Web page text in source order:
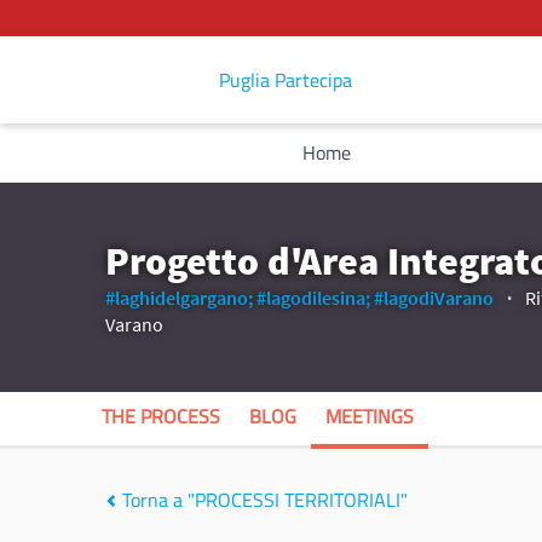
Puglia Partecipa
Home
Progetto d'Area
#laghidelgargano;#lagodilesina;#lagodiVarano
Varano
THE PROCESS BLOG MEETINGS
Torna a "PROCESSI TERRITORIALI"